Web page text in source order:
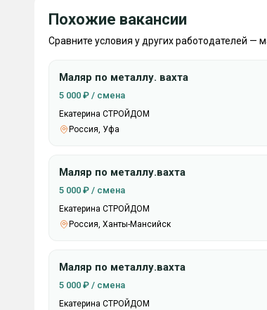
Похожие вакансии
Сравните условия у других работодателей —
Маляр по металлу. вахта
5 000 ₽ / смена
Екатерина СТРОЙДОМ
Россия, Уфа
Маляр по металлу.вахта
5 000 ₽ / смена
Екатерина СТРОЙДОМ
Россия, Ханты-Мансийск
Маляр по металлу.вахта
5 000 ₽ / смена
Екатерина СТРОЙДОМ